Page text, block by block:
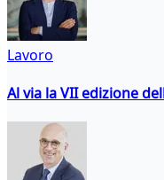
Lavoro
Al via la VII edizione